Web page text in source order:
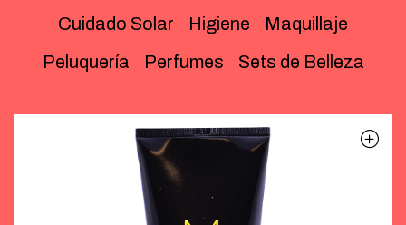
Cuidado Solar Higiene
Maquillaje
Peluquería
Perfumes Sets de Belleza